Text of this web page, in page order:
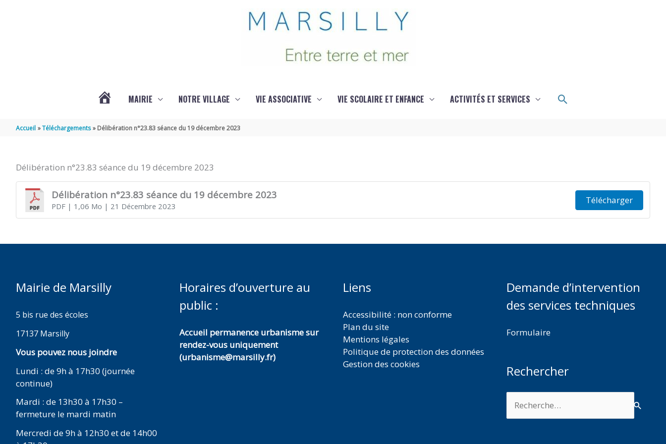
MAIRIE NOTRE VILLAGE VIE ASSOCIATIVE VIE SCOLAIRE ET ENFANCE ACTIVITÉS ET SERVICES Rechercher
Accueil Téléchargements Délibération n°23.83 séance du 19 décembre 2023
Délibération n°23.83 séance du 19 décembre 2023
Délibération n°23.83 séance du 19 décembre 2023
PDF| 1,06 Mo | 21 Décembre 2023
Télécharger
Mairie de Marsilly
5 bis rue des écoles
17137 Marsilly
Vous pouvez nous joindre
Lundi : de 9h à 17h30 (journée
continue)
Mardi : de 13h30 à 17h30 –
fermeture le mardi matin
Mercredi de 9h à 12h30 et de 14h00
Horaires d’ouverture au
public :
Accueil permanence urbanisme sur
rendez-vous uniquement
(urbanisme@marsilly.fr)
Liens
Accessibilité : non conforme
Plan du site
Mentions légales
Politique de protection des données
Gestion des cookies
Demande d’intervention
des services techniques
Formulaire
Rechercher